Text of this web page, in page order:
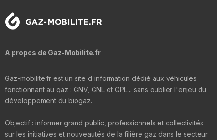
A propos de Gaz-Mobilite.fr
Gaz-mobilite.fr est un site d'information dédié aux véhicules
fonctionnant au gaz : GNV, GNL et GPL... sans oublier l'enjeu du
développement du biogaz.
Objectif : informer grand public, professionnels et collectivités
sur les initiatives et nouveautés de la filière gaz dans le secteur